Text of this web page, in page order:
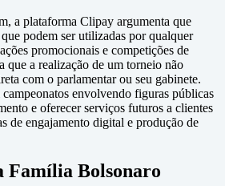
a plataforma Clipay argumenta que
podem ser utilizadas por qualquer
promocionais e competições de
que a realização de um torneio não
com o parlamentar ou seu gabinete.
envolvendo figuras públicas
e oferecer serviços futuros a clientes
de engajamento digital e produção de
Família Bolsonaro